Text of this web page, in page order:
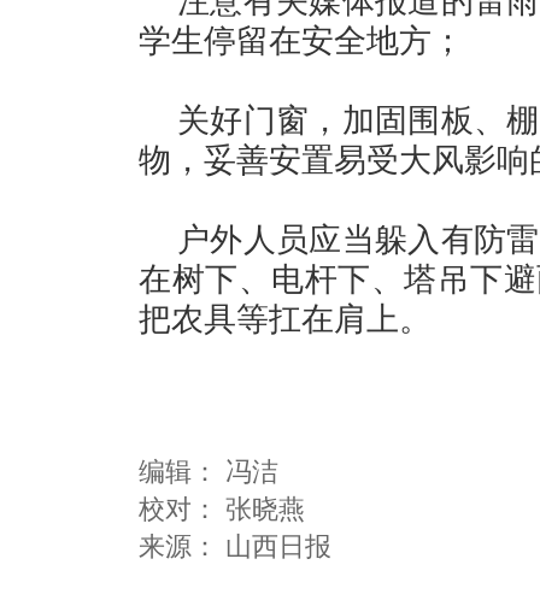
学生停留在安全地方；
关好门窗，加固围板、
物，妥善安置易受大风影
户外人员应当躲入有防
在树下、电杆下、塔吊下
把农具等扛在肩上。
编辑： 冯洁
校对： 张晓燕